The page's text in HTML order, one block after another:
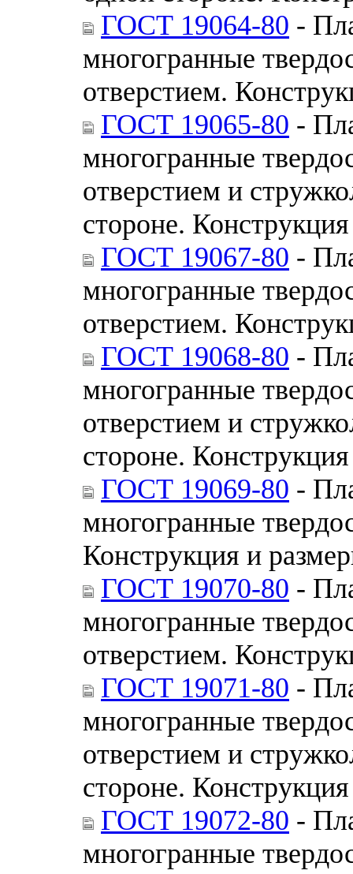
ГОСТ 19064-80 -
многогранные
отверстием.
ГОСТ 19065-80 -
многогранные
отверстием и
стороне.
ГОСТ 19067-80 -
многогранные
отверстием.
ГОСТ 19068-80 -
многогранные
отверстием и
стороне.
ГОСТ 19069-80 -
многогранные
Конструкция и
ГОСТ 19070-80 -
многогранные
отверстием.
ГОСТ 19071-80 -
многогранные
отверстием и
стороне.
ГОСТ 19072-80 -
многогранные